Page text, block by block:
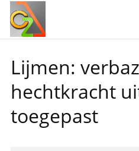
links
over
naar
de
inhoud
naar
Lijmen:
hechtkracht
toegepast